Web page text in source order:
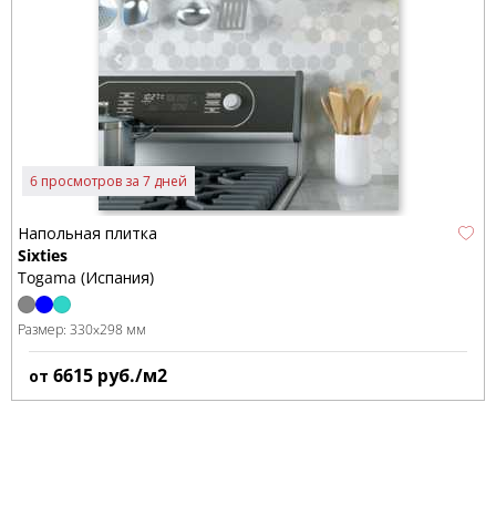
6 просмотров за 7 дней
Напольная плитка
Sixties
Togama (Испания)
Размер: 330x298 мм
от 6615 руб./м2